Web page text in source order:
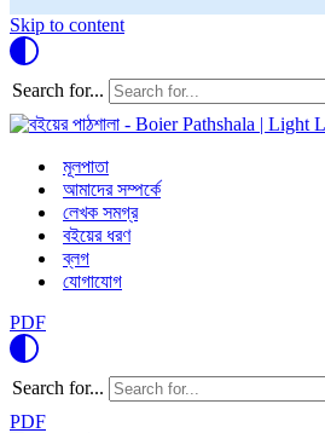
Skip to content
Search for...
মূলপাতা
আমাদের সম্পর্কে
লেখক সমগ্র
বইয়ের ধরণ
ব্লগ
যোগাযোগ
PDF
Search for...
PDF